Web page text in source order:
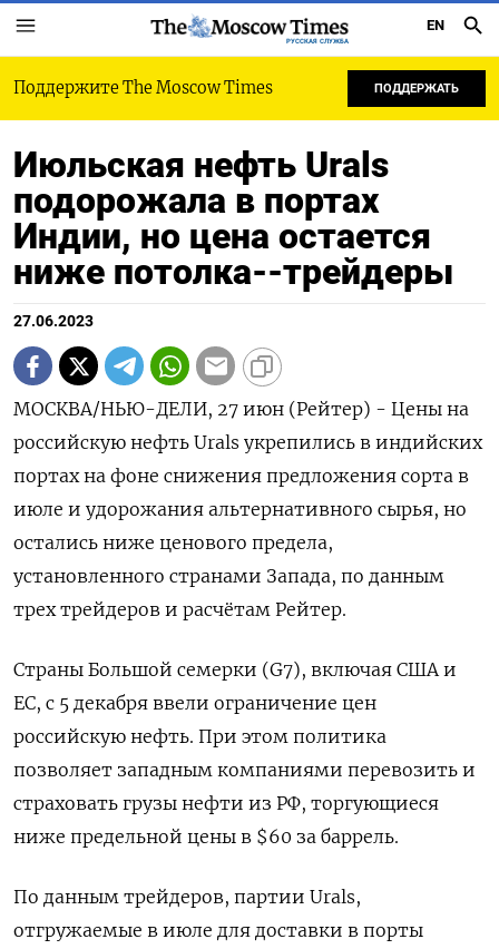
РУССКАЯ СЛУЖБА
EN
Поддержите The Moscow Times ПОДДЕРЖАТЬ
Июльская нефть Urals
подорожала в портах
Индии, но цена остается
ниже потолка--трейдеры
27.06.2023
МОСКВА/НЬЮ-ДЕЛИ, 27 июн (Рейтер) - Цены на
российскую нефть Urals укрепились в индийских
портах на фоне снижения предложения сорта в
июле и удорожания альтернативного сырья, но
остались ниже ценового предела,
установленного странами Запада, по данным
трех трейдеров и расчётам Рейтер.
Страны Большой семерки (G7), включая США и
ЕС, с 5 декабря ввели ограничение цен
российскую нефть. При этом политика
позволяет западным компаниями перевозить и
страховать грузы нефти из РФ, торгующиеся
ниже предельной цены в $60 за баррель.
По данным трейдеров, партии Urals,
отгружаемые в июле для доставки в порты